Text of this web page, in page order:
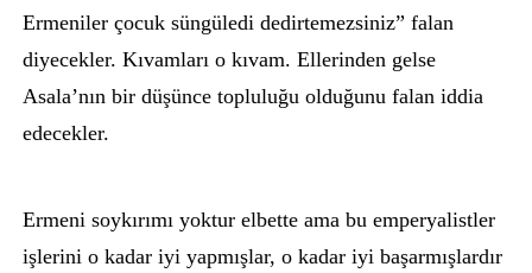
Ermeniler çocuk süngüledi dedirtemezsiniz” falan
diyecekler. Kıvamları o kıvam. Ellerinden gelse
Asala’nın bir düşünce topluluğu olduğunu falan iddia
edecekler.
Ermeni soykırımı yoktur elbette ama bu emperyalistler
işlerini o kadar iyi yapmışlar, o kadar iyi başarmışlardır